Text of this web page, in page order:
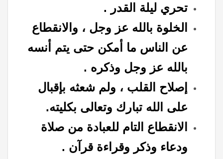
تحري ليلة القدر .
الخلوة بالله عز وجل ، والانقطاع
عن الناس ما أمكن حتى يتم أنسه
بالله عز وجل وذكره .
إصلاح القلب ، ولم شعثه بإقبال
على الله تبارك وتعالى بكليته.
الانقطاع التام للعبادة من صلاة
ودعاء وذكر وقراءة قرآن .